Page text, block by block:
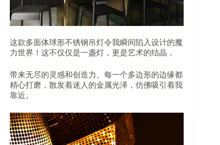
这款多面体球形不锈钢吊灯令我瞬间陷入设计的魔
力世界！这不仅仅是一盏灯，更是艺术的结晶，
带来无尽的灵感和创造力。每一个多边形的边缘都
精心打磨，散发着迷人的金属光泽，仿佛吸引着我
靠近。